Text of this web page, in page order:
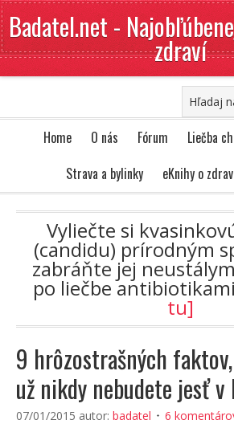
Badatel.net -
zdraví
Home O nás Fórum Liečba
Strava a bylinky
eKnihy o
Vyliečte si
(candidu) prírodným
zabráňte jej
po liečbe
tu]
9 hrôzostrašných
už nikdy nebudete jesť v
07/01/2015 autor: badatel 6